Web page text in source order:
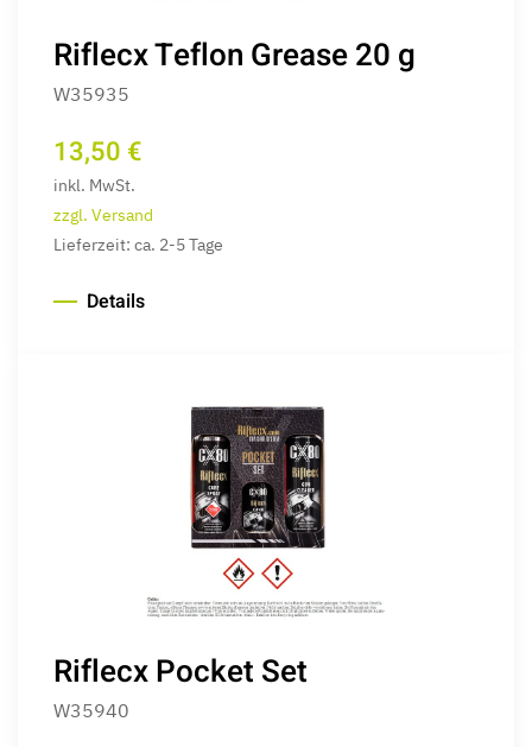
Riflecx Teflon Grease 20 g
W35935
13,50 €
inkl. MwSt.
zzgl. Versand
Lieferzeit: ca. 2-5 Tage
Details
Riflecx Pocket Set
W35940